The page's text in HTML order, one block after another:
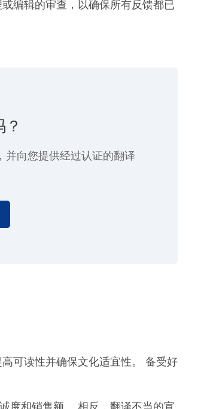
编辑的审查，以确保所有反馈都已
并向您提供经过认证的翻译
可读性并确保文化适宜性。 备受好